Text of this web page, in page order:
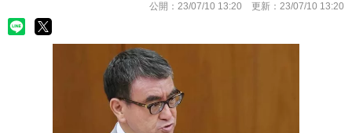
公開： 23/07/10 13:20 更新： 23/07/10 13:20